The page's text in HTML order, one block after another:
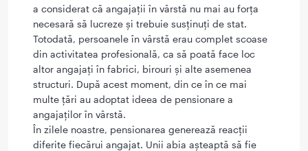
a considerat că angajații în vârstă nu mai au forța
necesară să lucreze și trebuie susținuți de stat.
Totodată, persoanele în vârstă erau complet scoase
din activitatea profesională, ca să poată face loc
altor angajați în fabrici, birouri și alte asemenea
structuri. După acest moment, din ce în ce mai
multe țări au adoptat ideea de pensionare a
angajaților în vârstă.
În zilele noastre, pensionarea generează reacții
diferite fiecărui angajat. Unii abia așteaptă să fie